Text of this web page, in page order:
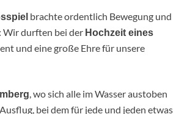
brachte ordentlich Bewegung und
Wir durften bei der Hochzeit eines
und eine große Ehre für unsere
, wo sich alle im Wasser austoben
bei dem für jede und jeden etwas